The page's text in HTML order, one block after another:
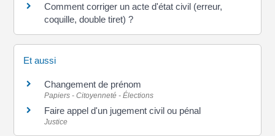
Comment corriger un acte d'état civil (erreur,
coquille, double tiret) ?
Et aussi
Changement de prénom
Papiers - Citoyenneté - Élections
Faire appel d'un jugement civil ou pénal
Justice